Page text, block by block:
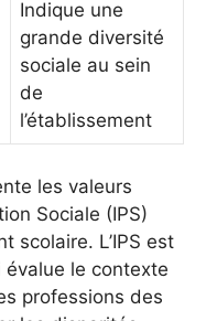
Indique une
grande diversité
sociale au sein
de
l’établissement
les valeurs
Sociale (IPS)
scolaire. L’IPS est
le contexte
professions des